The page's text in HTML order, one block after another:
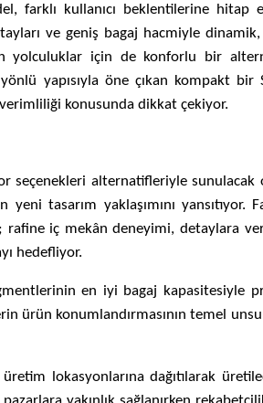
farklı kullanıcı beklentilerine hitap
ve geniş bagaj hacmiyle
yolculuklar için de konforlu bir
yapısıyla öne çıkan kompakt bir
konusunda dikkat çekiyor.
seçenekleri alternatifleriyle sunulacak
tasarım yaklaşımını yansıtıyor.
rafine iç mekân deneyimi, detaylara
hedefliyor.
en iyi bagaj kapasitesiyle
ürün konumlandırmasının temel
lokasyonlarına dağıtılarak